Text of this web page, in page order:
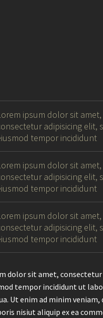
ipsum dolor sit amet,
adipisicing elit,
tempor incididunt
ipsum dolor sit amet,
adipisicing elit,
tempor incididunt
ipsum dolor sit amet,
adipisicing elit,
tempor incididunt
dolor sit amet,
tempor incididunt ut
Ut enim ad minim
nisiut aliquip ex ea